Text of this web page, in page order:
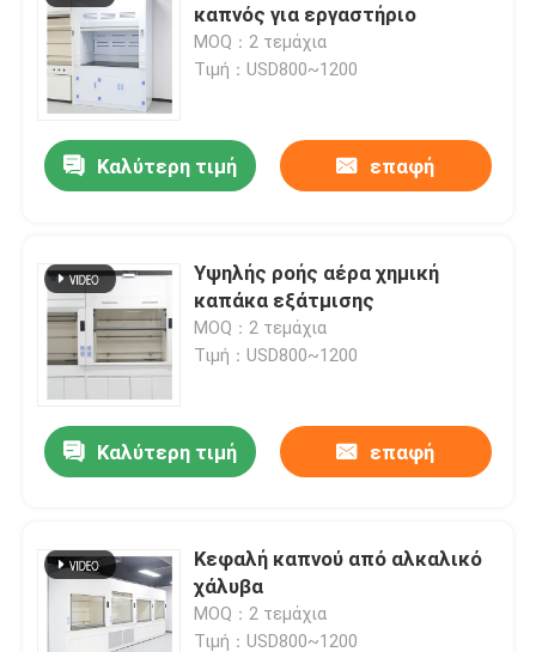
καπνός για εργαστήριο
MOQ：2 τεμάχια
Τιμή：USD800~1200
Καλύτερη τιμή επαφή
Υψηλής ροής αέρα χημική
καπάκα εξάτμισης
MOQ：2 τεμάχια
Τιμή：USD800~1200
Καλύτερη τιμή επαφή
Κεφαλή καπνού από αλκαλικό
χάλυβα
MOQ：2 τεμάχια
Τιμή：USD800~1200